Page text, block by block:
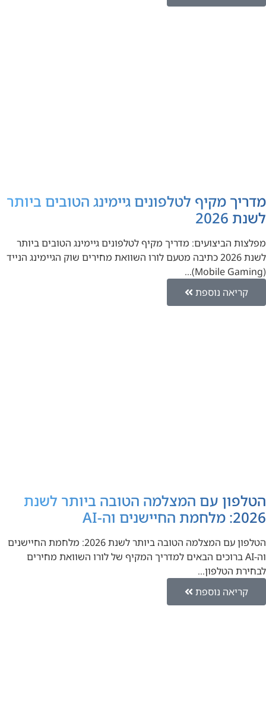
מדריך מקיף לטלפונים גיימינג הטובים ביותר
לשנת 2026
מפלצות הביצועים: מדריך מקיף לטלפונים גיימינג הטובים ביותר
לשנת 2026 כתיבה מטעם לורו השוואת מחירים שוק הגיימינג הנייד
(Mobile Gaming)…
קריאה נוספת
הטלפון עם המצלמה הטובה ביותר לשנת
2026: מלחמת החיישנים וה-AI
הטלפון עם המצלמה הטובה ביותר לשנת 2026: מלחמת החיישנים
וה-AI ברוכים הבאים למדריך המקיף של לורו השוואת מחירים
לבחירת הטלפון…
קריאה נוספת